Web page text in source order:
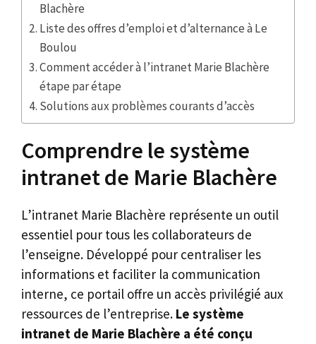
Blachère
Liste des offres d’emploi et d’alternance à Le
Boulou
Comment accéder à l’intranet Marie Blachère
étape par étape
Solutions aux problèmes courants d’accès
Comprendre le système
intranet de Marie Blachère
L’intranet Marie Blachère représente un outil
essentiel pour tous les collaborateurs de
l’enseigne. Développé pour centraliser les
informations et faciliter la communication
interne, ce portail offre un accès privilégié aux
ressources de l’entreprise. Le système
intranet de Marie Blachère a été conçu